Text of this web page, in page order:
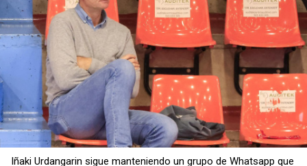
Copiar
Iñaki Urdangarin sigue manteniendo un grupo de Whatsapp que